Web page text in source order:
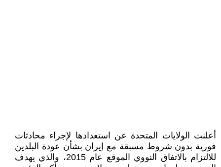
أعلنت الولايات المتحدة عن استعدادها لإجراء محادثات
فورية بدون شروط مسبقة مع إيران بشأن عودة البلدين
للالتزام بالاتفاق النووي الموقع عام 2015، والذي يهدف